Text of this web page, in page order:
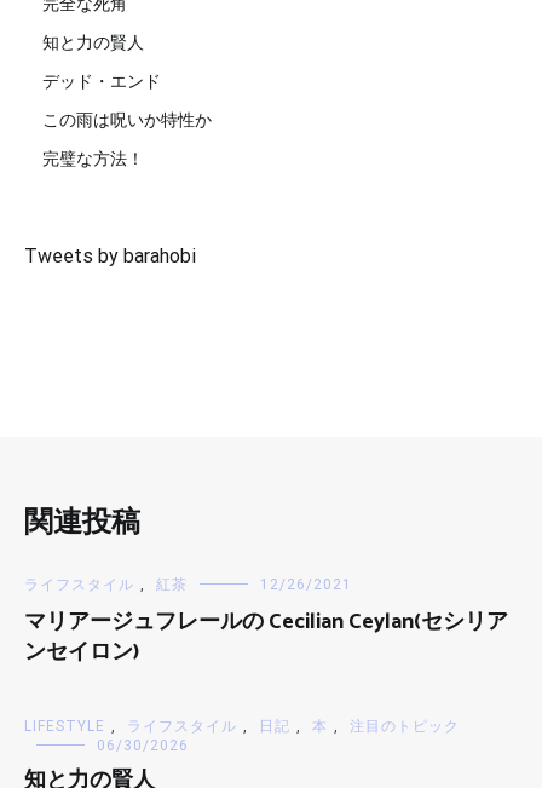
知と力の賢人
デッド・エンド
この雨は呪いか特性か
完璧な方法！
Tweets by barahobi
関連投稿
ライフスタイル , 紅茶 12/26/2021
マリアージュフレールの Cecilian Ceylan(セシリア
ンセイロン)
LIFESTYLE , ライフスタイル , 日記 , 本 ,
注目のトピック
06/30/2026